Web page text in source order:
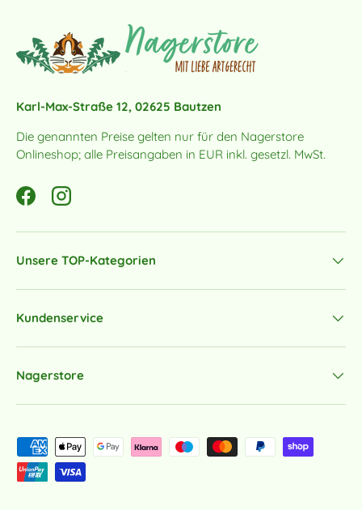
Karl-Max-Straße 12, 02625 Bautzen
Die genannten Preise gelten nur für den Nagerstore
Onlineshop; alle Preisangaben in EUR inkl. gesetzl. MwSt.
FacebookInstagram
Unsere TOP-Kategorien
Kundenservice
Nagerstore
Zahlungsmethoden